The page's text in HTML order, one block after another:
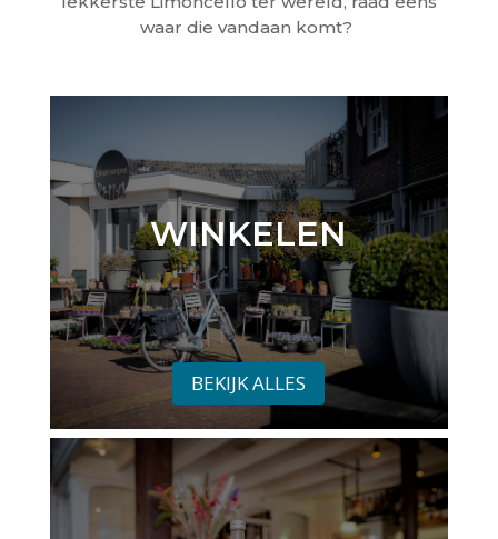
waar die vandaan komt?
WINKELEN
BEKIJK ALLES